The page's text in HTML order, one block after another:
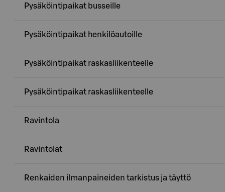
Pysäköintipaikat busseille
Pysäköintipaikat henkilöautoille
Pysäköintipaikat raskasliikenteelle
Pysäköintipaikat raskasliikenteelle
Ravintola
Ravintolat
Renkaiden ilmanpaineiden tarkistus ja täyttö